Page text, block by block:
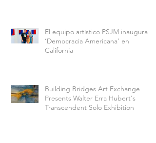
El equipo artístico PSJM inaugura
‘Democracia Americana’ en
California
Building Bridges Art Exchange
Presents Walter Erra Hubert's
Transcendent Solo Exhibition